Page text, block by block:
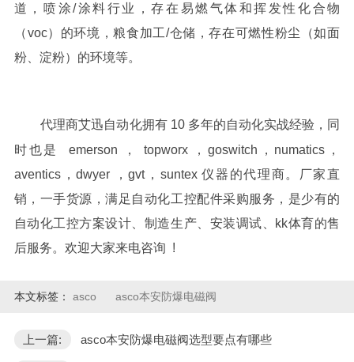
道，喷涂/涂料行业，存在易燃气体和挥发性化合物
（voc）的环境，粮食加工/仓储，存在可燃性粉尘（如面
粉、淀粉）的环境等。
代理商艾迅自动化拥有 10 多年的自动化实战经验，同
时也是 emerson ， topworx ，goswitch，numatics，
aventics，dwyer ，gvt，suntex 仪器的代理商。厂家直
销，一手货源，满足自动化工控配件采购服务，是少有的
自动化工控方案设计、制造生产、安装调试、kk体育的售
后服务。欢迎大家来电咨询 !
本文标签： asco asco本安防爆电磁阀
上一篇: asco本安防爆电磁阀选型要点有哪些